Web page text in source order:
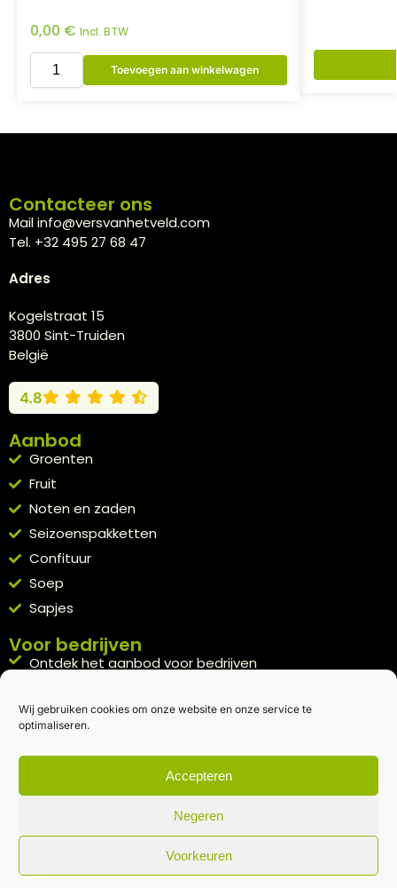
Wij gebruiken cookies om onze website en onze service te
optimaliseren.
Accepteren
Negeren
Voorkeuren
0,00 € Incl. BTW
Toevoegen aan winkelwagen
Contacteer ons
Mail info@versvanhetveld.com
Tel. +32 495 27 68 47
Adres
Kogelstraat 15
3800 Sint-Truiden
België
4.8
Aanbod
Groenten
Fruit
Noten en zaden
Seizoenspakketten
Confituur
Soep
Sapjes
Voor bedrijven
Ontdek het aanbod voor bedrijven
Kennismakingspakket aanvragen
Blijft op de hoogte
Rechtstreeks van het veld naar je inbox.
Inschrijven nieuwsbrief
Algemene voorwaarden|Privacybeleid| gemaakt met door